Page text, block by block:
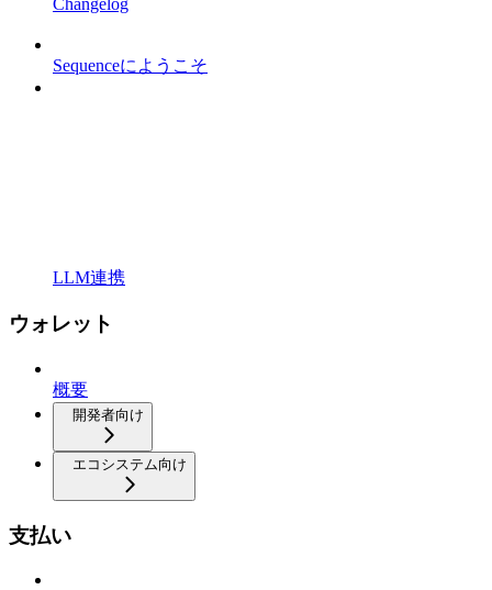
Sequenceにようこそ
LLM連携
ウォレット
概要
開発者向け
エコシステム向け
支払い